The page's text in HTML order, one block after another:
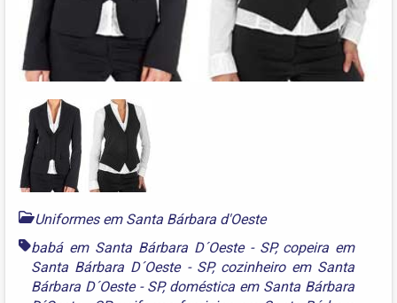
Uniformes em Santa Bárbara d'Oeste
babá em Santa Bárbara D´Oeste - SP, copeira em
Santa Bárbara D´Oeste - SP, cozinheiro em Santa
Bárbara D´Oeste - SP, doméstica em Santa Bárbara